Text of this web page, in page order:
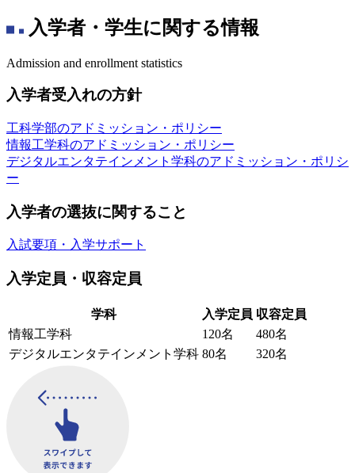
入学者・学生に関する情報
Admission and enrollment statistics
入学者受入れの方針
️工科学部のアドミッション・ポリシー
情報工学科のアドミッション・ポリシー
デジタルエンタテインメント学科のアドミッション・ポリシ
ー
入学者の選抜に関すること
️入試要項・入学サポート
入学定員・収容定員
学科 入学定員 収容定員
情報工学科
120名
480名
デジタルエンタテインメント学科 80名 320名